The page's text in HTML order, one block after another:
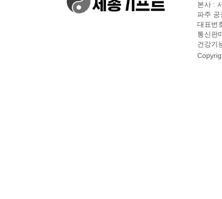
본사 :
파주 공
대표번
통신판
건강기